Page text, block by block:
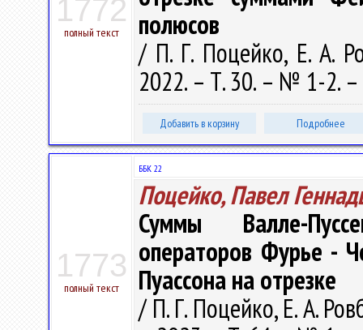
1772
полный текст
полюсов
/ П. Г. Поцейко, Е. А.
2022. – Т. 30. – № 1-2.
Добавить в корзину Подробнее
1773
полный текст
ББК 22
Поцейко, Павел
Суммы Валле-
операторов Фурье -
Пуассона на отрезке
/ П. Г. Поцейко, Е. А.